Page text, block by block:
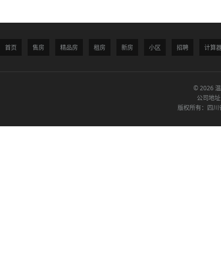
首页 售房 精品房 租房 新房 小区 招聘 计算
© 2026
公司地
版权所有：四